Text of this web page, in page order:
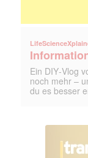
Ein DIY‑Vlog
noch mehr –
du es besser